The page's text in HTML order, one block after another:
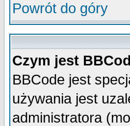
Powrót do góry
Czym jest
BBCode jest
używania jest
administratora